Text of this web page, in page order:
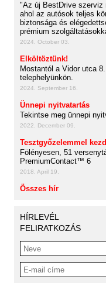
"Az új BestDrive szerviz
ahol az autósok teljes
biztonsága és
prémium
2024. October 03.
Elköltöztünk!
Mostantól a Vidor utca
telephelyünkön.
2024. September 16.
Ünnepi nyitvatartás
Tekintse meg ünnepi
2022. December 09.
Tesztgyőzelemmel
Fölényesen, 51
PremiumContact™ 6
2018. April 19.
Összes hír
HÍRLEVÉL
FELIRATKOZÁS